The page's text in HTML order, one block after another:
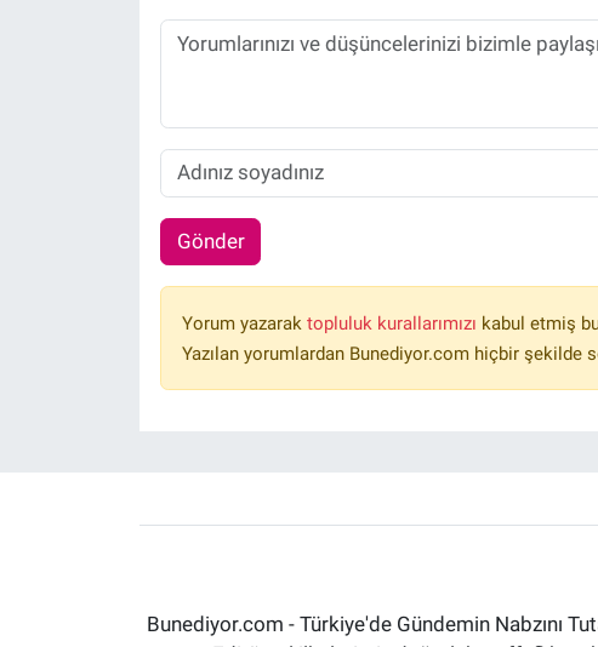
Gönder
Yorum yazarak topluluk kurallarımızı kabul etmiş
Yazılan yorumlardan Bunediyor.com hiçbir şekilde
Bunediyor.com - Türkiye'de Gündemin Nabzını